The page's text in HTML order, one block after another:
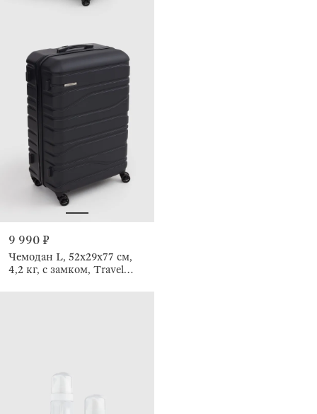
9 990 ₽
Чемодан L, 52х29х77 см,
4,2 кг, с замком, Travel